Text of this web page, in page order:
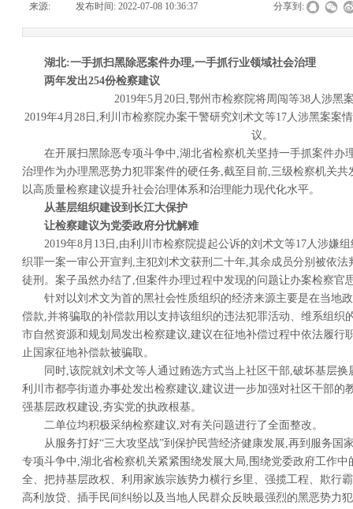
来源: 发布时间: 2022-07-08 10:36:37 分享到:
湖北:一手抓扫黑除恶案件办理,一手抓行业领域社会治理
两年发出254份检察建议
2019年5月20日,鄂州市检察院将周闯等38人涉黑
2019年4月28日,利川市检察院办案干警研究刘术文等17人涉黑案案
议。
在开展扫黑除恶专项斗争中,湖北省检察机关坚持一手抓案件办
治理作为办理黑恶势力犯罪案件的硬任务,截至目前,三级检察机关共
以高质量检察建议提升社会治理体系和治理能力现代化水平。
从基层组织建设到长江大保护
让检察建议为党委政府分忧解难
2019年8月13日,由利川市检察院提起公诉的刘术文等17人涉嫌
织罪一案一审公开宣判,主犯刘术文获刑二十年,其余成员分别被依
徒刑。案子虽然办结了,但案件办理过程中发现的问题让办案检察官
针对以刘术文为首的黑社会性质组织的经济来源主要是在当地
偿款,并将骗取的补偿款用以支持该组织的违法犯罪活动、维系组织
市自然资源和规划局发出检察建议,建议在征地补偿过程中依法履行
止国家征地补偿款被骗取。
同时,该院就刘术文等人通过贿选方式当上社区干部,破坏基层
利川市都亭街道办事处发出检察建议,建议进一步加强对社区干部的
强基层政权建设,夯实党的执政根基。
二单位均积极采纳检察建议,对有关问题进行了全面整改。
从服务打好“三大攻坚战”到保护民营经济健康发展,再到服务国
专项斗争中,湖北省检察机关紧紧围绕发展大局,围绕党委政府工作
全、把持基层政权、利用家族宗族势力横行乡里、强揽工程、欺行
高利放贷、插手民间纠纷以及当地人民群众反映最强烈的黑恶势力